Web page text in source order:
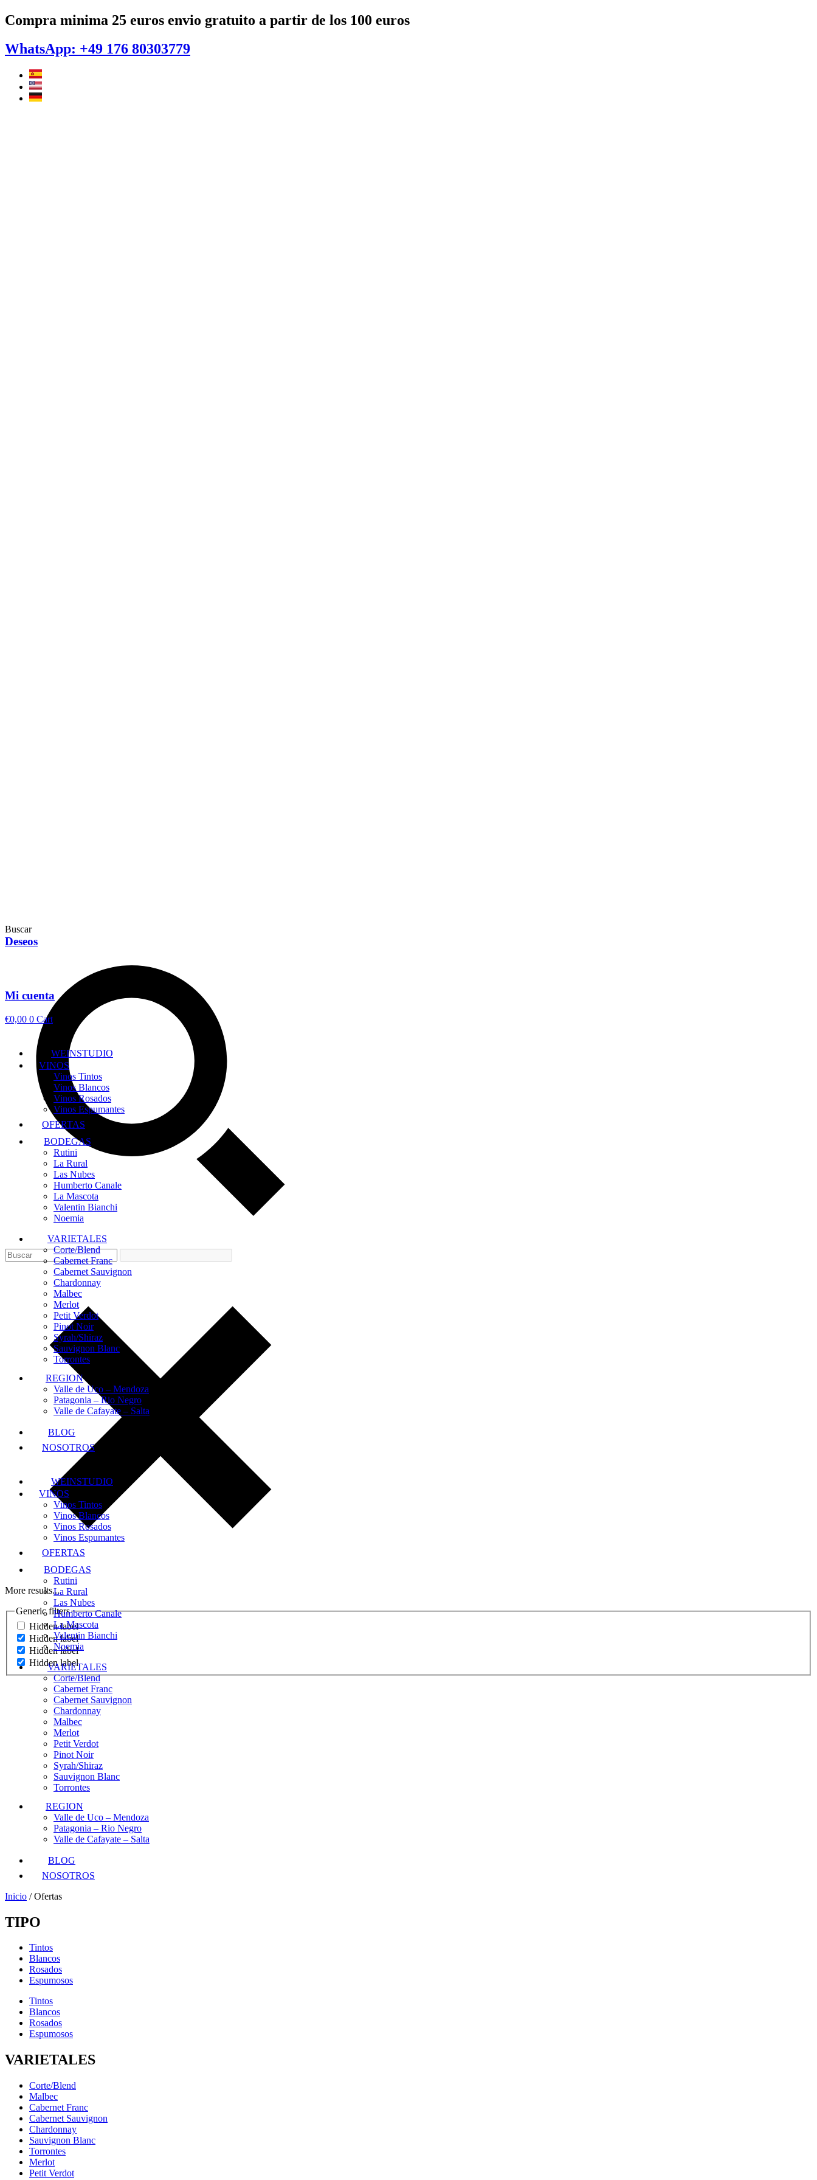
Ir
al
Compra minima 25 euros envio gratuito a partir de los 100 euros
WhatsApp: +49 176 80303779
Buscar
More results...
Generic filters
Hidden label
Hidden label
Hidden label
Hidden label
Deseos
Mi cuenta
€0,00 0 Cart
WEINSTUDIO
VINOS
Vinos Tintos
Vinos Blancos
Vinos Rosados
Vinos Espumantes
OFERTAS
BODEGAS
Rutini
La Rural
Las Nubes
Humberto Canale
La Mascota
Valentin Bianchi
Noemia
VARIETALES
Corte/Blend
Cabernet Franc
Cabernet Sauvignon
Chardonnay
Malbec
Merlot
Petit Verdot
Pinot Noir
Syrah/Shiraz
Sauvignon Blanc
Torrontes
REGION
Valle de Uco – Mendoza
Patagonia – Rio Negro
Valle de Cafayate – Salta
BLOG
NOSOTROS
WEINSTUDIO
VINOS
Vinos Tintos
Vinos Blancos
Vinos Rosados
Vinos Espumantes
OFERTAS
BODEGAS
Rutini
La Rural
Las Nubes
Humberto Canale
La Mascota
Valentin Bianchi
Noemia
VARIETALES
Corte/Blend
Cabernet Franc
Cabernet Sauvignon
Chardonnay
Malbec
Merlot
Petit Verdot
Pinot Noir
Syrah/Shiraz
Sauvignon Blanc
Torrontes
REGION
Valle de Uco – Mendoza
Patagonia – Rio Negro
Valle de Cafayate – Salta
BLOG
NOSOTROS
Inicio / Ofertas
TIPO
Tintos
Blancos
Rosados
Espumosos
Tintos
Blancos
Rosados
Espumosos
VARIETALES
Corte/Blend
Malbec
Cabernet Franc
Cabernet Sauvignon
Chardonnay
Sauvignon Blanc
Torrontes
Merlot
Petit Verdot